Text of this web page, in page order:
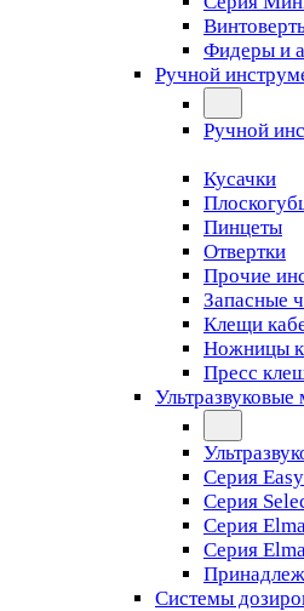
Фидеры и
Ручной
Ручной
Кусачки
Пинцеты
Отвертки
Прочие
Запасные
Клещи
Ножницы
Пресс
Серия Easy
Серия
Серия
Серия
Системы